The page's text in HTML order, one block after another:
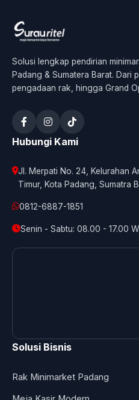
Solusi lengkap pendirian
Padang & Sumatera Barat. Dari
pengadaan rak, hingga Grand
Hubungi Kami
Jl. Merpati No. 24, Kelurahan
Timur, Kota Padang, Sumatra
0812-6887-1851
Senin - Sabtu: 08.00 - 17.00
Solusi Bisnis
Rak Minimarket Padang